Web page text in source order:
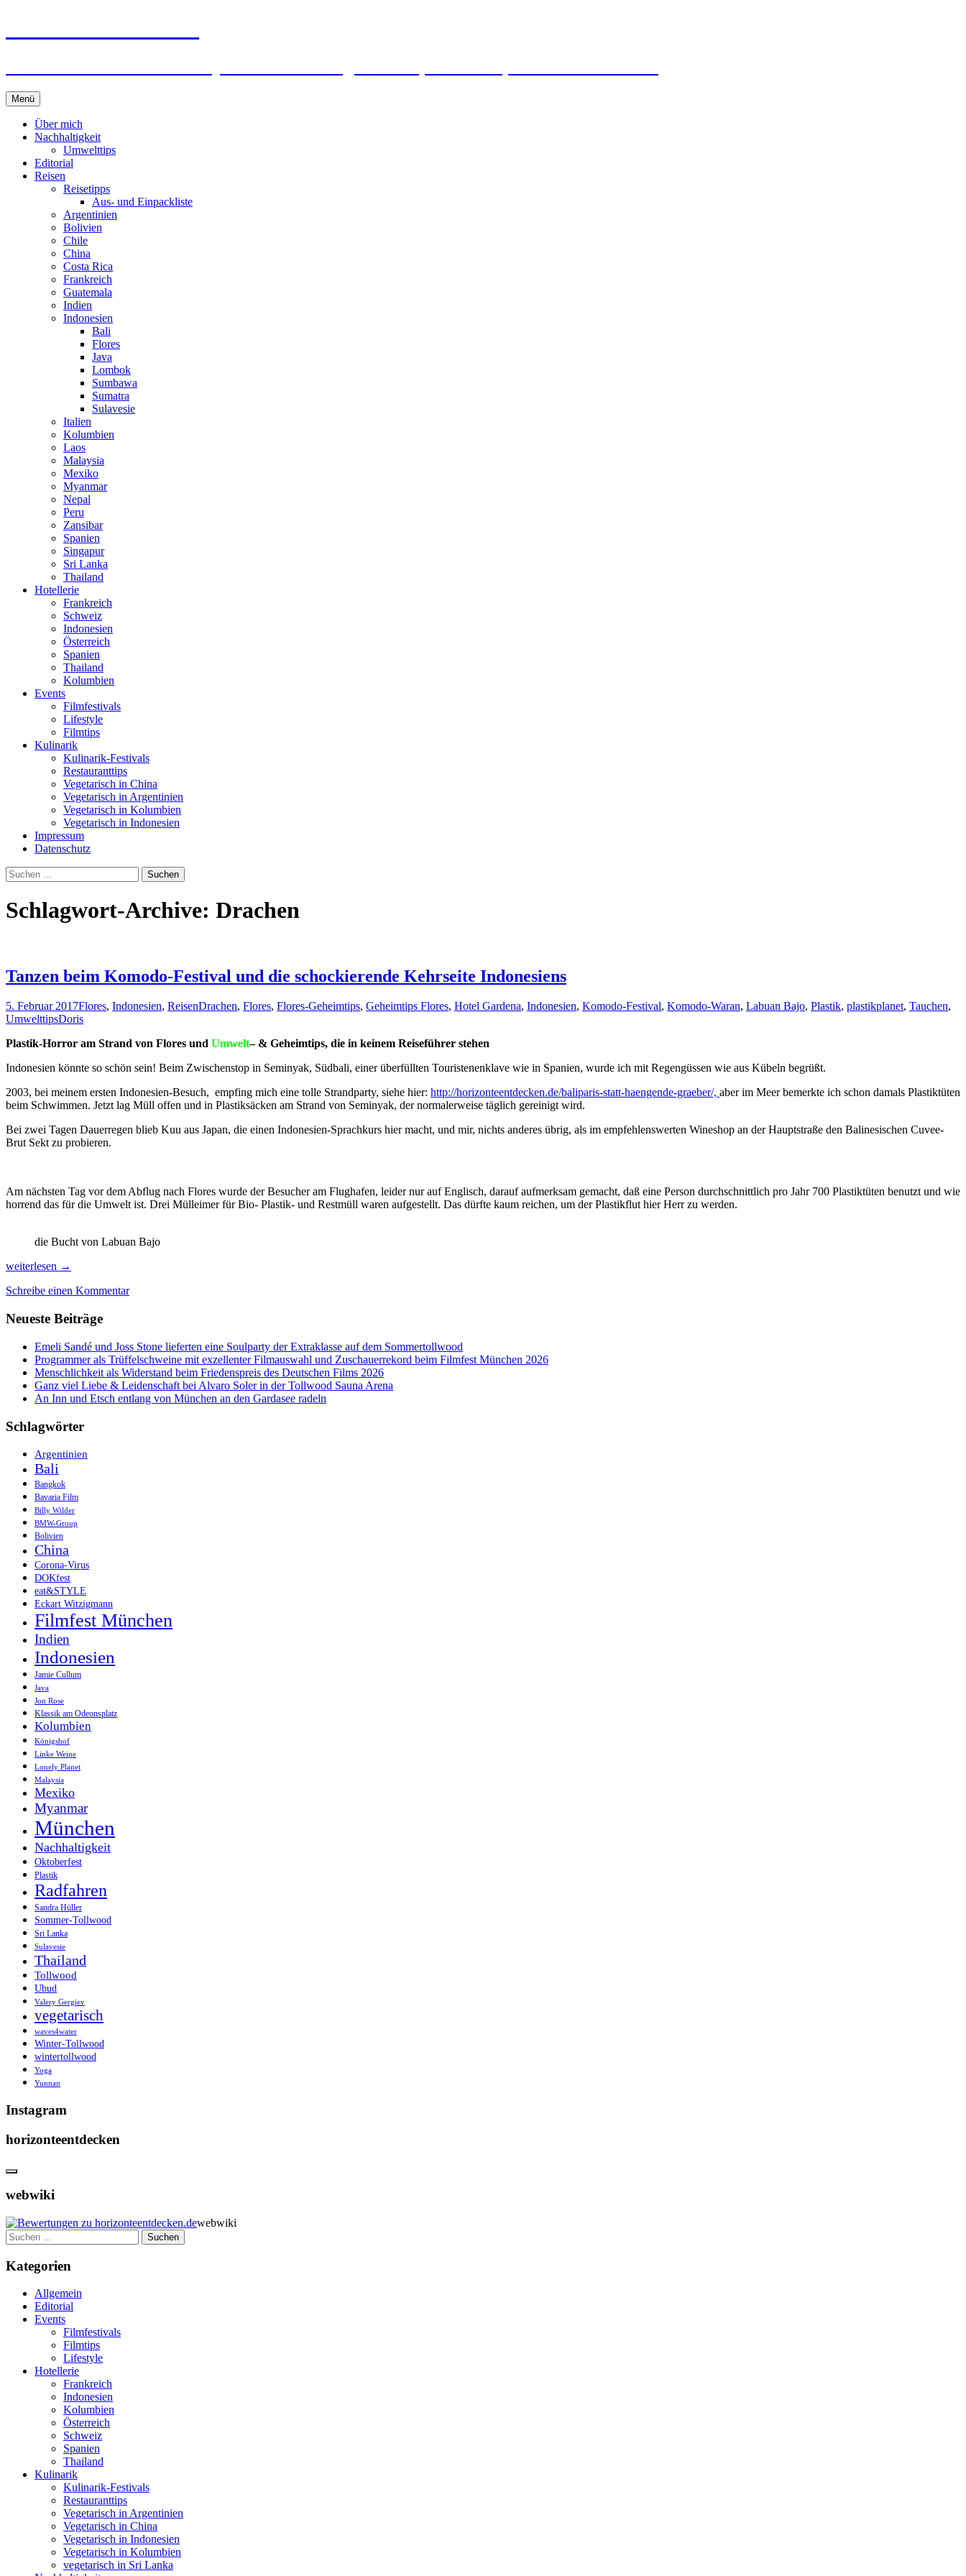
Menü Springe
zum
Inhalt
Über mich
Nachhaltigkeit
Umwelttips
Editorial
Reisen
Reisetipps
Aus- und Einpackliste
Argentinien
Bolivien
Chile
China
Costa Rica
Frankreich
Guatemala
Indien
Indonesien
Bali
Flores
Java
Lombok
Sumbawa
Sumatra
Sulavesie
Italien
Kolumbien
Laos
Malaysia
Mexiko
Myanmar
Nepal
Peru
Zansibar
Spanien
Singapur
Sri Lanka
Thailand
Hotellerie
Frankreich
Schweiz
Indonesien
Österreich
Spanien
Thailand
Kolumbien
Events
Filmfestivals
Lifestyle
Filmtips
Kulinarik
Kulinarik-Festivals
Restauranttips
Vegetarisch in China
Vegetarisch in Argentinien
Vegetarisch in Kolumbien
Vegetarisch in Indonesien
Impressum
Datenschutz
Suchen
nach:
Schlagwort-Archive: Drachen
Tanzen beim Komodo-Festival und die schockierende Kehrseite Indonesiens
5. Februar 2017Flores, Indonesien, ReisenDrachen, Flores, Flores-Geheimtips, Geheimtips Flores, Hotel Gardena, Indonesien, Komodo-Festival, Komodo-Waran, Labuan Bajo, Plastik, plastikplanet, Tauchen,
UmwelttipsDoris
Plastik-Horror am Strand von Flores und Umwelt– & Geheimtips, die in keinem Reiseführer stehen
Indonesien könnte so schön sein! Beim Zwischenstop in Seminyak, Südbali, einer überfüllten Touristenenklave wie in Spanien, wurde ich mit Regengüssen wie aus Kübeln begrüßt.
2003, bei meinem ersten Indonesien-Besuch, empfing mich eine tolle Strandparty, siehe hier: http://horizonteentdecken.de/baliparis-statt-haengende-graeber/, aber im Meer bemerkte ich schon damals Plastiktüten
beim Schwimmen. Jetzt lag Müll offen und in Plastiksäcken am Strand von Seminyak, der normalerweise täglich gereinigt wird.
Bei zwei Tagen Dauerregen blieb Kuu aus Japan, die einen Indonesien-Sprachkurs hier macht, und mir, nichts anderes übrig, als im empfehlenswerten Wineshop an der Hauptstraße den Balinesischen Cuvee-
Brut Sekt zu probieren.
Am nächsten Tag vor dem Abflug nach Flores wurde der Besucher am Flughafen, leider nur auf Englisch, darauf aufmerksam gemacht, daß eine Person durchschnittlich pro Jahr 700 Plastiktüten benutzt und wie
horrend das für die Umwelt ist. Drei Mülleimer für Bio- Plastik- und Restmüll waren aufgestellt. Das dürfte kaum reichen, um der Plastikflut hier Herr zu werden.
die Bucht von Labuan Bajo
Tanzen
Komodo-
und
schockierende
Kehrseite
Indonesiens
weiterlesen →
Schreibe einen Kommentar
Neueste Beiträge
Emeli Sandé und Joss Stone lieferten eine Soulparty der Extraklasse auf dem Sommertollwood
Programmer als Trüffelschweine mit exzellenter Filmauswahl und Zuschauerrekord beim Filmfest München 2026
Menschlichkeit als Widerstand beim Friedenspreis des Deutschen Films 2026
Ganz viel Liebe & Leidenschaft bei Alvaro Soler in der Tollwood Sauna Arena
An Inn und Etsch entlang von München an den Gardasee radeln
Schlagwörter
Argentinien
Bali
Bangkok
Bavaria Film
Billy Wilder
BMW-Group
Bolivien
China
Corona-Virus
DOKfest
eat&STYLE
Eckart Witzigmann
Filmfest München
Indien
Indonesien
Jamie Cullum
Java
Jon Rose
Klassik am Odeonsplatz
Kolumbien
Königshof
Linke Weine
Lonely Planet
Malaysia
Mexiko
Myanmar
München
Nachhaltigkeit
Oktoberfest
Plastik
Radfahren
Sandra Hüller
Sommer-Tollwood
Sri Lanka
Sulavesie
Thailand
Tollwood
Ubud
Valery Gergiev
vegetarisch
waves4water
Winter-Tollwood
wintertollwood
Yoga
Yunnan
Instagram
horizonteentdecken
webwiki
webwiki
Suchen
nach:
Kategorien
Allgemein
Editorial
Events
Filmfestivals
Filmtips
Lifestyle
Hotellerie
Frankreich
Indonesien
Kolumbien
Österreich
Schweiz
Spanien
Thailand
Kulinarik
Kulinarik-Festivals
Restauranttips
Vegetarisch in Argentinien
Vegetarisch in China
Vegetarisch in Indonesien
Vegetarisch in Kolumbien
vegetarisch in Sri Lanka